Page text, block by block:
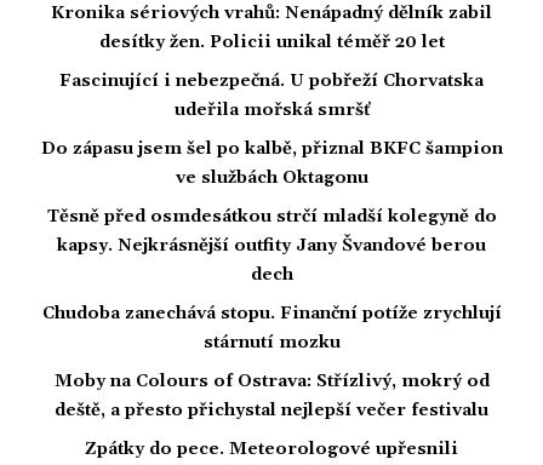
Kronika sériových vrahů: Nenápadný dělník zabil
desítky žen. Policii unikal téměř 20 let
Fascinující i nebezpečná. U pobřeží Chorvatska
udeřila mořská smršť
Do zápasu jsem šel po kalbě, přiznal BKFC šampion
ve službách Oktagonu
Těsně před osmdesátkou strčí mladší kolegyně do
kapsy. Nejkrásnější outfity Jany Švandové berou
dech
Chudoba zanechává stopu. Finanční potíže zrychlují
stárnutí mozku
Moby na Colours of Ostrava: Střízlivý, mokrý od
deště, a přesto přichystal nejlepší večer festivalu
Zpátky do pece. Meteorologové upřesnili